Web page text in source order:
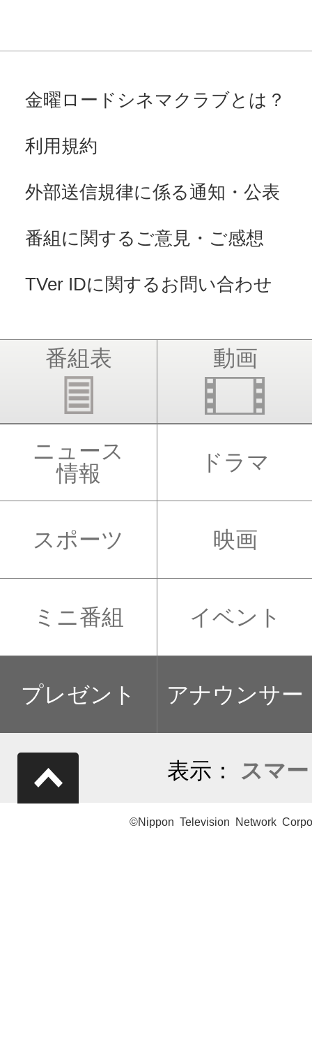
金曜ロードシネマクラブとは？
利用規約
外部送信規律に係る通知・公表
番組に関するご意見・ご感想
TVer IDに関するお問い合わせ
番組表 動画
ニュース
情報
ドラマ
スポーツ 映画
ミニ番組 イベント
プレゼント アナウンサー
表示： スマ
©Nippon Television Network